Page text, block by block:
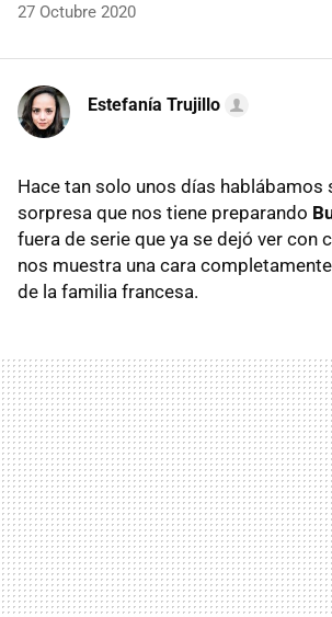
27 Octubre 2020
Estefanía Trujillo
Hace tan solo unos días hablábamos
sorpresa que nos tiene preparando
fuera de serie que ya se dejó ver con
nos muestra una cara
de la familia francesa.